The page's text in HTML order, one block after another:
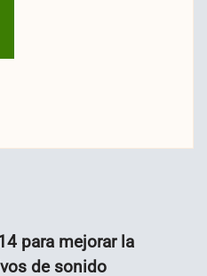
para mejorar la
de sonido